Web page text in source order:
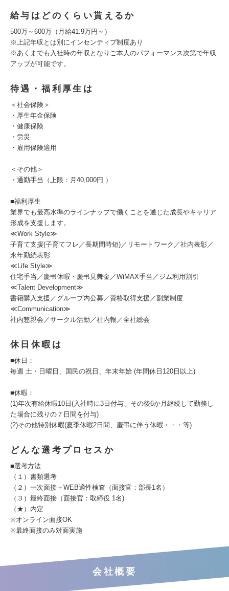
給与はどのくらい貰えるか
500万～600万（月給41.9万円～）
※上記年収とは別にインセンティブ制度あり
※あくまでも入社時の年収となりご本人のパフォーマンス次第で年収
アップが可能です。
待遇・福利厚生は
＜社会保険＞
・厚生年金保険
・健康保険
・労災
・雇用保険適用
＜その他＞
・通勤手当（上限：月40,000円 ）
■福利厚生
業界でも最高水準のラインナップで働くことを通じた成長やキャリア
形成を支援します。
≪Work Style≫
子育て支援(子育てフレ／長期間時短)／リモートワーク／社内表彰／
永年勤続表彰
≪Life Style≫
住宅手当／慶弔休暇・慶弔見舞金／WiMAX手当／ジム利用割引
≪Talent Development≫
書籍購入支援／グループ内公募／資格取得支援／副業制度
≪Communication≫
社内懇親会／サークル活動／社内報／全社総会
休日休暇は
■休日：
毎週 土・日曜日、国民の祝日、年末年始 (年間休日120日以上)
■休暇：
(1)年次有給休暇10日(入社時に3日付与、その後6か月継続して勤務し
た場合に残りの７日間を付与)
(2)その他特別休暇(夏季休暇2日間、慶弔に伴う休暇・・・等)
どんな選考プロセスか
■選考方法
（１）書類選考
（２）一次面接＋WEB適性検査（面接官：部長1名）
（３）最終面接（面接官：取締役 1名)
（★）内定
※オンライン面接OK
※最終面接のみ対面実施
会社概要